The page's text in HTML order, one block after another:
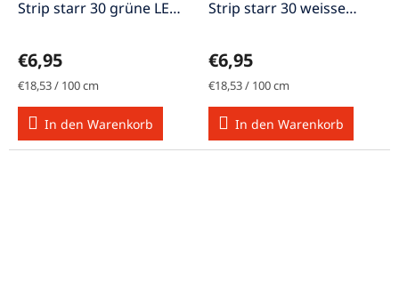
Strip starr 30 grüne LEDs
€6,95
Verkaufspreis:
€18,53 / 100 cm
In den Warenkorb
Strip starr 30 weisse
€6,95
Verkaufspreis:
€18,53 / 100 cm
In den Warenkorb